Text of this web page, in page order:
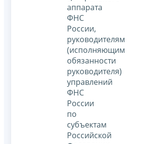
аппарата
ФНС
России,
руководителям
(исполняющим
обязанности
руководителя)
управлений
ФНС
России
по
субъектам
Российской